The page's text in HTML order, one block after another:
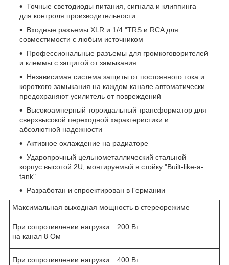
Точные светодиоды питания, сигнала и клиппинга
для контроля производительности
Входные разъемы XLR и 1/4 "TRS и RCA для
совместимости с любым источником
Профессиональные разъемы для громкоговорителей
и клеммы с защитой от замыкания
Независимая система защиты от постоянного тока и
короткого замыкания на каждом канале автоматически
предохраняют усилитель от повреждений
Высокоамперный тороидальный трансформатор для
сверхвысокой переходной характеристики и
абсолютной надежности
Активное охлаждение на радиаторе
Ударопрочный цельнометаллический стальной
корпус высотой 2U, монтируемый в стойку "Built-like-a-
tank"
Разработан и спроектирован в Германии
Максимальная выходная мощность в стереорежиме
При сопротивлении нагрузки
на канал 8 Ом
200 Вт
При сопротивлении нагрузки
400 Вт